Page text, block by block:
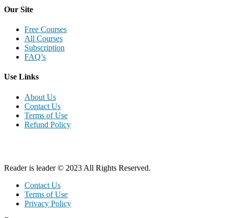
Our Site
Free Courses
All Courses
Subscription
FAQ’s
Use Links
About Us
Contact Us
Terms of Use
Refund Policy
Reader is leader © 2023 All Rights Reserved.
Contact Us
Terms of Use
Privacy Policy